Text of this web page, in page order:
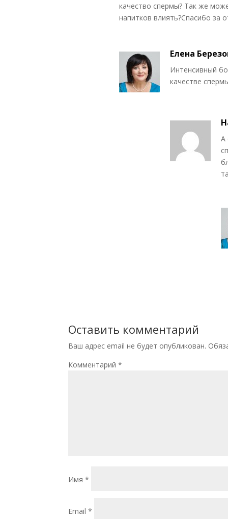
качество спермы? Так же
напитков влиять?Спасибо за
Елена
Интенсивный
качестве
А
Оставить комментарий
Ваш адрес email не будет опубликован.
Комментарий*
Имя*
Email*